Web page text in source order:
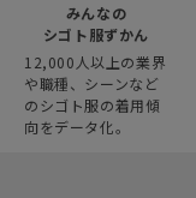
みんなの
シゴト服ずかん
12,000人以上の業界
や職種、シーンなど
のシゴト服の着用傾
向をデータ化。